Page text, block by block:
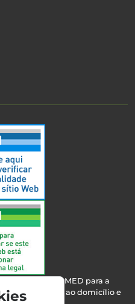
pelo INFARMED para a
de saúde ao domicílio e